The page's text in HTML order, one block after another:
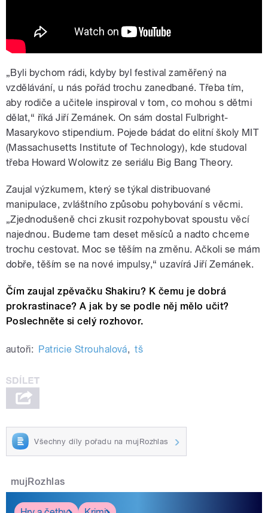
„Byli bychom rádi, kdyby byl festival zaměřený na
vzdělávání, u nás pořád trochu zanedbané. Třeba tím,
aby rodiče a učitele inspiroval v tom, co mohou s dětmi
dělat,“ říká Jiří Zemánek. On sám dostal Fulbright-
Masarykovo stipendium. Pojede bádat do elitní školy MIT
(Massachusetts Institute of Technology), kde studoval
třeba Howard Wolowitz ze seriálu Big Bang Theory.
Zaujal výzkumem, který se týkal distribuované
manipulace, zvláštního způsobu pohybování s věcmi.
„Zjednodušeně chci zkusit rozpohybovat spoustu věcí
najednou. Budeme tam deset měsíců a nadto chceme
trochu cestovat. Moc se těším na změnu. Ačkoli se mám
dobře, těším se na nové impulsy,“ uzavírá Jiří Zemánek.
Čím zaujal zpěvačku Shakiru? K čemu je dobrá
prokrastinace? A jak by se podle něj mělo učit?
Poslechněte si celý rozhovor.
autoři: Patricie Strouhalová, tš
Všechny díly pořadu na mujRozhlas
mujRozhlas